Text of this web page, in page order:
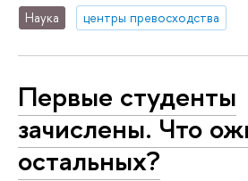
Наука центры превосходства
Первые студенты
зачислены. Что
остальных?